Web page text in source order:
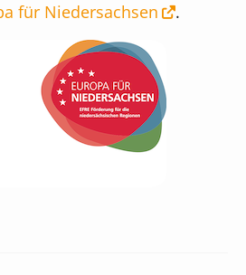
Kunden
für Niedersachsen .